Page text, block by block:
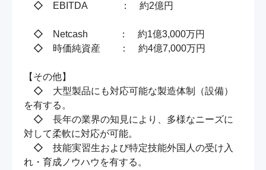
◇　EBITDA　　　  ：　約2億円
◇　Netcash　　　 ：　約1億3,000万円
◇　時価純資産　　：　約4億7,000万円
【その他】
◇　大型製品にも対応可能な製造体制（設備）
を有する。
◇　長年の業界の知見により、多様なニーズに
対して柔軟に対応が可能。
◇　技能実習生および特定技能外国人の受け入
れ・育成ノウハウを有する。